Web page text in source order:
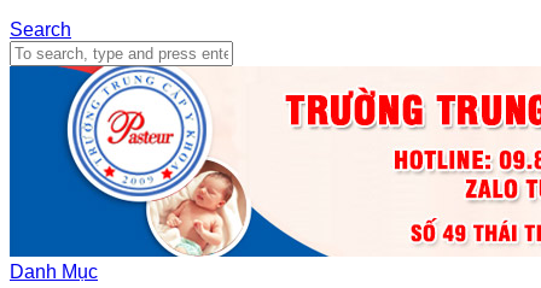
Search
Danh Mục